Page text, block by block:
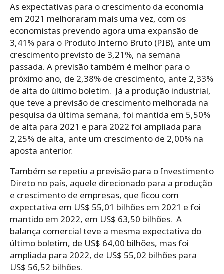
As expectativas para o crescimento da economia
em 2021 melhoraram mais uma vez, com os
economistas prevendo agora uma expansão de
3,41% para o Produto Interno Bruto (PIB), ante um
crescimento previsto de 3,21%, na semana
passada. A previsão também é melhor para o
próximo ano, de 2,38% de crescimento, ante 2,33%
de alta do último boletim. Já a produção industrial,
que teve a previsão de crescimento melhorada na
pesquisa da última semana, foi mantida em 5,50%
de alta para 2021 e para 2022 foi ampliada para
2,25% de alta, ante um crescimento de 2,00% na
aposta anterior.
Também se repetiu a previsão para o Investimento
Direto no país, aquele direcionado para a produção
e crescimento de empresas, que ficou com
expectativa em US$ 55,01 bilhões em 2021 e foi
mantido em 2022, em US$ 63,50 bilhões. A
balança comercial teve a mesma expectativa do
último boletim, de US$ 64,00 bilhões, mas foi
ampliada para 2022, de US$ 55,02 bilhões para
US$ 56,52 bilhões.